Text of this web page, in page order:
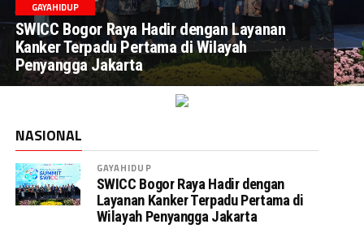
GAYAHIDUP
SWICC Bogor Raya Hadir dengan Layanan
Kanker Terpadu Pertama di Wilayah
Penyangga Jakarta
NASIONAL
GAYAHIDUP
SWICC Bogor Raya Hadir dengan
Layanan Kanker Terpadu Pertama di
Wilayah Penyangga Jakarta